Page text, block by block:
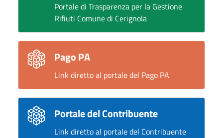
Portale di Trasparenza per la Gestione
Rifiuti Comune di Cerignola
Pago PA
Link diretto al portale del Pago PA
Portale del Contribuente
Link diretto al portale del Contribuente